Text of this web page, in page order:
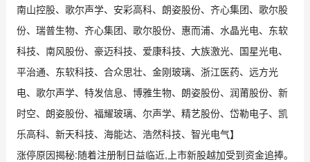
南山控股、歌尔声学、安彩高科、朗姿股份、齐心集团、歌尔股
份、瑞普生物、齐心集团、歌尔股份、惠而浦、水晶光电、东软
科技、南风股份、豪迈科技、爱康科技、大族激光、国星光电、
平治通、东软科技、合众思壮、金刚玻璃、浙江医药、远方光
电、歌尔声学、特发信息、博雅生物、朗姿股份、润莆股份、新
时空、朗姿股份、福耀玻璃、尔声学、精艺股份、岱勒电子、凯
乐高科、新天科技、海能达、浩然科技、智光电气】
涨停原因揭秘:随着注册制日益临近,上市新股越加受到资金追捧。